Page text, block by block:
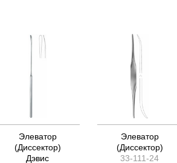
Элеватор
(Диссектор)
Дэвис
Элеватор
(Диссектор)
33-111-24